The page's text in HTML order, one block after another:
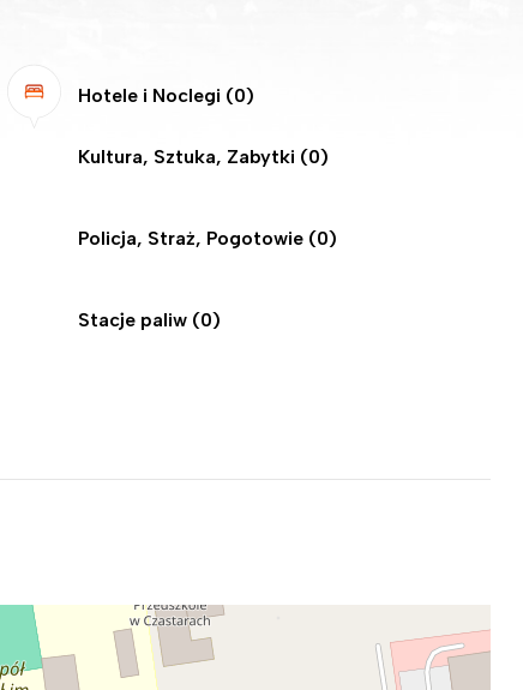
Hotele i Noclegi (0)
Kultura, Sztuka, Zabytki (0)
Policja, Straż, Pogotowie (0)
Stacje paliw (0)